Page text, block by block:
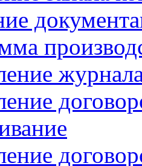
журнала